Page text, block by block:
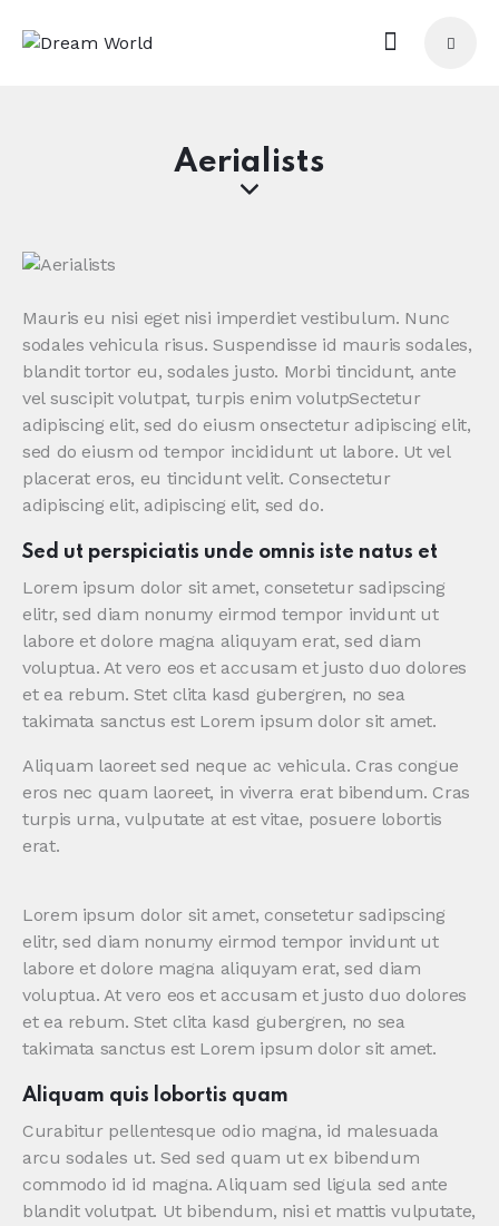
Aerialists
Mauris eu nisi eget nisi imperdiet vestibulum. Nunc
sodales vehicula risus. Suspendisse id mauris sodales,
blandit tortor eu, sodales justo. Morbi tincidunt, ante
vel suscipit volutpat, turpis enim volutpSectetur
adipiscing elit, sed do eiusm onsectetur adipiscing elit,
sed do eiusm od tempor incididunt ut labore. Ut vel
placerat eros, eu tincidunt velit. Consectetur
adipiscing elit, adipiscing elit, sed do.
Sed ut perspiciatis unde omnis iste natus et
Lorem ipsum dolor sit amet, consetetur sadipscing
elitr, sed diam nonumy eirmod tempor invidunt ut
labore et dolore magna aliquyam erat, sed diam
voluptua. At vero eos et accusam et justo duo dolores
et ea rebum. Stet clita kasd gubergren, no sea
takimata sanctus est Lorem ipsum dolor sit amet.
Aliquam laoreet sed neque ac vehicula. Cras congue
eros nec quam laoreet, in viverra erat bibendum. Cras
turpis urna, vulputate at est vitae, posuere lobortis
erat.
Lorem ipsum dolor sit amet, consetetur sadipscing
elitr, sed diam nonumy eirmod tempor invidunt ut
labore et dolore magna aliquyam erat, sed diam
voluptua. At vero eos et accusam et justo duo dolores
et ea rebum. Stet clita kasd gubergren, no sea
takimata sanctus est Lorem ipsum dolor sit amet.
Aliquam quis lobortis quam
Curabitur pellentesque odio magna, id malesuada
arcu sodales ut. Sed sed quam ut ex bibendum
commodo id id magna. Aliquam sed ligula sed ante
blandit volutpat. Ut bibendum, nisi et mattis vulputate,